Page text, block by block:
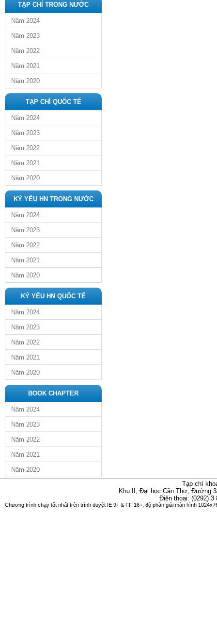
TẠP CHÍ TRONG NƯỚC
Năm 2024
Năm 2023
Năm 2022
Năm 2021
Năm 2020
TẠP CHÍ QUỐC TẾ
Năm 2024
Năm 2023
Năm 2022
Năm 2021
Năm 2020
KỶ YẾU HN TRONG NƯỚC
Năm 2024
Năm 2023
Năm 2022
Năm 2021
Năm 2020
KỶ YẾU HN QUỐC TẾ
Năm 2024
Năm 2023
Năm 2022
Năm 2021
Năm 2020
BOOK CHAPTER
Năm 2024
Năm 2023
Năm 2022
Năm 2021
Năm 2020
Tạp chí
Khu II, Đại học Cần Thơ, Đường
Điện thoại: (0292)
Chương trình chạy tốt nhất trên trình duyệt IE 9+ & FF 16+, độ phân giải màn hình